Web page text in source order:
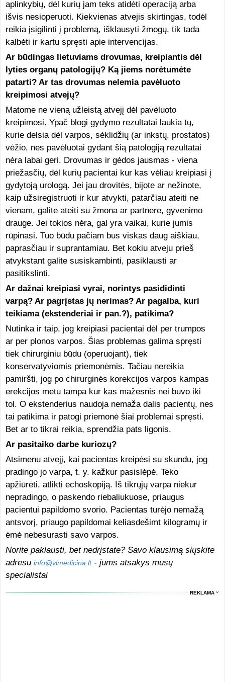
aplinkybių, dėl kurių jam teks atidėti operaciją arba
išvis nesioperuoti. Kiekvienas atvejis skirtingas, todėl
reikia įsigilinti į problemą, išklausyti žmogų, tik tada
kalbėti ir kartu spręsti apie intervencijas.
Ar būdingas lietuviams drovumas, kreipiantis dėl
lyties organų patologijų? Ką jiems norėtumėte
patarti? Ar tas drovumas nelemia pavėluoto
kreipimosi atvejų?
Matome ne vieną užleistą atvejį dėl pavėluoto
kreipimosi. Ypač blogi gydymo rezultatai laukia tų,
kurie delsia dėl varpos, sėklidžių (ar inkstų, prostatos)
vėžio, nes pavėluotai gydant šią patologiją rezultatai
nėra labai geri. Drovumas ir gėdos jausmas - viena
priežasčių, dėl kurių pacientai kur kas vėliau kreipiasi į
gydytoją urologą. Jei jau drovitės, bijote ar nežinote,
kaip užsiregistruoti ir kur atvykti, patarčiau ateiti ne
vienam, galite ateiti su žmona ar partnere, gyvenimo
drauge. Jei tokios nėra, gal yra vaikai, kurie jumis
rūpinasi. Tuo būdu pačiam bus viskas daug aiškiau,
paprasčiau ir suprantamiau. Bet kokiu atveju prieš
atvykstant galite susiskambinti, pasiklausti ar
pasitikslinti.
Ar dažnai kreipiasi vyrai, norintys pasididinti
varpą? Ar pagrįstas jų nerimas? Ar pagalba, kuri
teikiama (ekstenderiai ir pan.?), patikima?
Nutinka ir taip, jog kreipiasi pacientai dėl per trumpos
ar per plonos varpos. Šias problemas galima spręsti
tiek chirurginiu būdu (operuojant), tiek
konservatyviomis priemonėmis. Tačiau nereikia
pamiršti, jog po chirurginės korekcijos varpos kampas
erekcijos metu tampa kur kas mažesnis nei buvo iki
tol. O ekstenderius naudoja nemaža dalis pacientų, nes
tai patikima ir patogi priemonė šiai problemai spręsti.
Bet ar to tikrai reikia, sprendžia pats ligonis.
Ar pasitaiko darbe kuriozų?
Atsimenu atvejį, kai pacientas kreipėsi su skundu, jog
pradingo jo varpa, t. y. kažkur pasislėpė. Teko
apžiūrėti, atlikti echoskopiją. Iš tikrųjų varpa niekur
nepradingo, o paskendo riebaliukuose, priaugus
pacientui papildomo svorio. Pacientas turėjo nemažą
antsvorį, priaugo papildomai keliasdešimt kilogramų ir
ėmė nebesurasti savo varpos.
Norite paklausti, bet nedrįstate? Savo klausimą siųskite
adresu info@vlmedicina.lt- jums atsakys mūsų
specialistai
REKLAMA